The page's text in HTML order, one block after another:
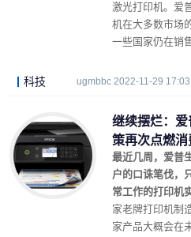
激光打印机。爱
机在大多数市场
一些国家仍在销
科技 ugmbbc 2022-11-29 17:03
继续摆烂：
策再次点燃消
最近几周，爱普
户的口诛笔伐，
常工作的打印机
家老牌打印机制
家产品大概会在